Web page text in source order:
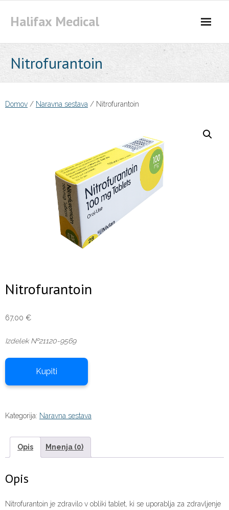
Halifax Medical
Nitrofurantoin
Domov / Naravna sestava / Nitrofurantoin
Nitrofurantoin
67,00 €
Izdelek №21120-9569
Kupiti
Kategorija: Naravna sestava
Opis Mnenja (0)
Opis
Nitrofurantoin je zdravilo v obliki tablet, ki se uporablja za zdravljenje